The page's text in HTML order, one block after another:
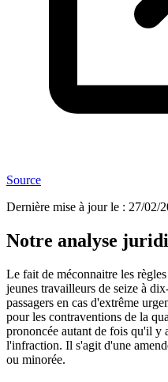
Source
Dernière mise à jour le : 27/02/
Notre analyse
Le fait de méconnaitre les
jeunes travailleurs de seize à
passagers en cas d'extrême
pour les contraventions de la
prononcée autant de fois qu'il y
l'infraction. Il s'agit d'une
ou minorée.